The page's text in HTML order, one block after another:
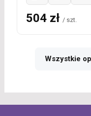
504 zł / szt.
Wszystkie